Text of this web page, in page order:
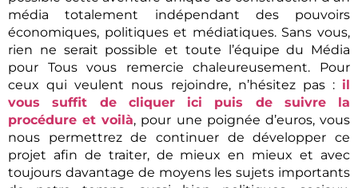
média totalement indépendant des pouvoirs
économiques, politiques et médiatiques. Sans vous,
rien ne serait possible et toute l’équipe du Média
pour Tous vous remercie chaleureusement. Pour
ceux qui veulent nous rejoindre, n’hésitez pas : il
vous suffit de cliquer ici puis de suivre la
procédure et voilà, pour une poignée d’euros, vous
nous permettrez de continuer de développer ce
projet afin de traiter, de mieux en mieux et avec
toujours davantage de moyens les sujets importants